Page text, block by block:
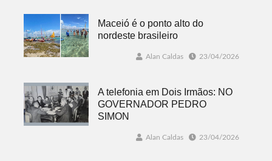
Maceió é o ponto alto do
nordeste brasileiro
Alan Caldas 23/04/2026
A telefonia em Dois Irmãos: NO
GOVERNADOR PEDRO
SIMON
Alan Caldas 23/04/2026